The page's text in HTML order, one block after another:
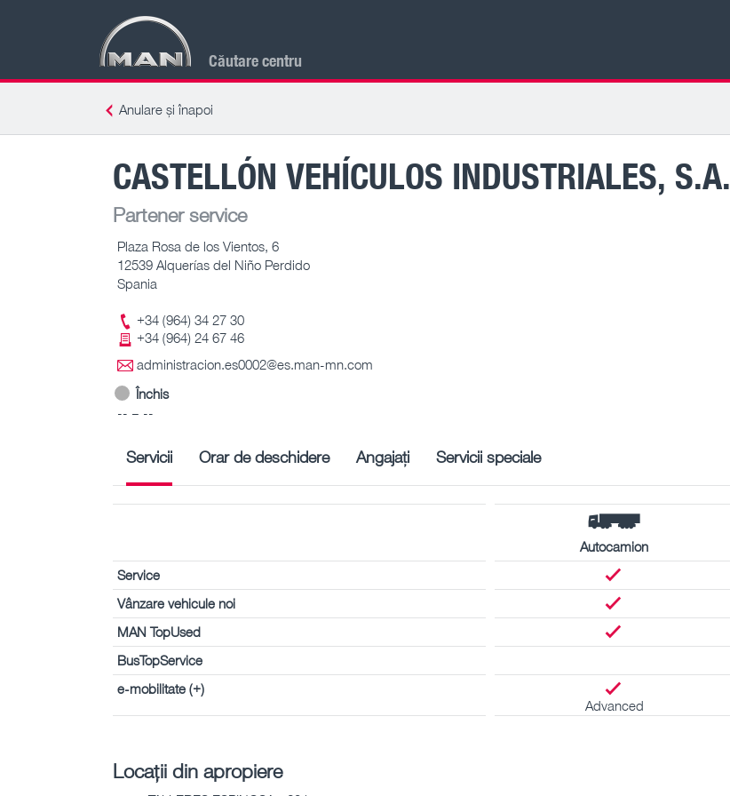
Căutare centru
Anulare și înapoi
CASTELLÓN VEHÍCULOS INDUSTRIALES, S.A.
Partener service
Plaza Rosa de los Vientos, 6
12539 Alquerías del Niño Perdido
Spania
+34 (964) 34 27 30
+34 (964) 24 67 46
administracion.es0002@es.man-mn.com
Închis
-- – --
Servicii Orar de deschidere Angajați Servicii speciale
Autocamion
Service
Vânzare vehicule noi
MAN TopUsed
BusTopService
e-mobilitate (+)
Advanced
Locații din apropiere